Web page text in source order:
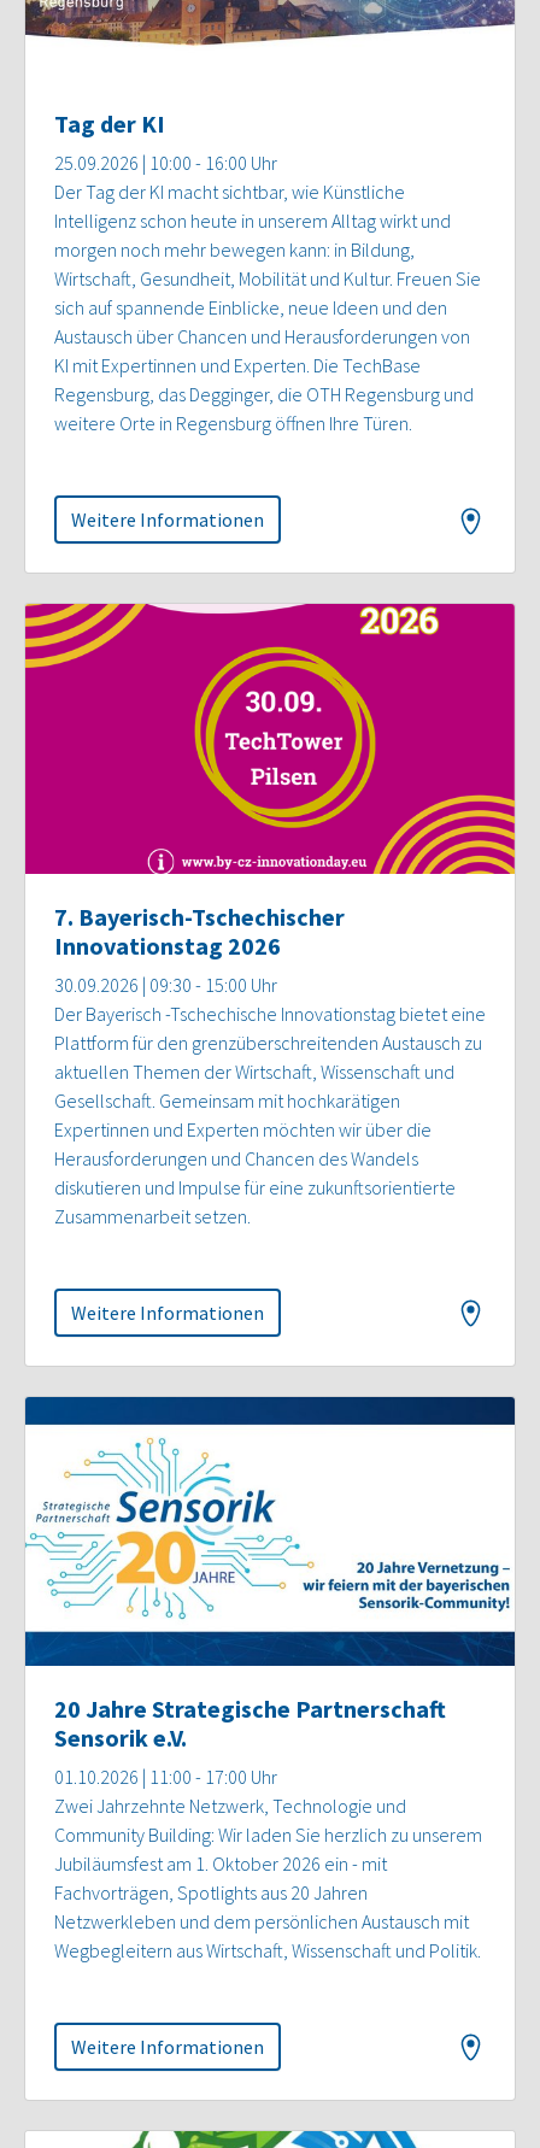
Tag der KI
25.09.2026 | 10:00 - 16:00 Uhr
Der Tag der KI macht sichtbar, wie Künstliche
Intelligenz schon heute in unserem Alltag wirkt und
morgen noch mehr bewegen kann: in Bildung,
Wirtschaft, Gesundheit, Mobilität und Kultur. Freuen Sie
sich auf spannende Einblicke, neue Ideen und den
Austausch über Chancen und Herausforderungen von
KI mit Expertinnen und Experten. Die TechBase
Regensburg, das Degginger, die OTH Regensburg und
weitere Orte in Regensburg öffnen Ihre Türen.
Weitere Informationen
7. Bayerisch-Tschechischer
Innovationstag 2026
30.09.2026 | 09:30 - 15:00 Uhr
Der Bayerisch -Tschechische Innovationstag bietet eine
Plattform für den grenzüberschreitenden Austausch zu
aktuellen Themen der Wirtschaft, Wissenschaft und
Gesellschaft. Gemeinsam mit hochkarätigen
Expertinnen und Experten möchten wir über die
Herausforderungen und Chancen des Wandels
diskutieren und Impulse für eine zukunftsorientierte
Zusammenarbeit setzen.
Weitere Informationen
20 Jahre Strategische Partnerschaft
Sensorik e.V.
01.10.2026 | 11:00 - 17:00 Uhr
Zwei Jahrzehnte Netzwerk, Technologie und
Community Building: Wir laden Sie herzlich zu unserem
Jubiläumsfest am 1. Oktober 2026 ein - mit
Fachvorträgen, Spotlights aus 20 Jahren
Netzwerkleben und dem persönlichen Austausch mit
Wegbegleitern aus Wirtschaft, Wissenschaft und Politik.
Weitere Informationen